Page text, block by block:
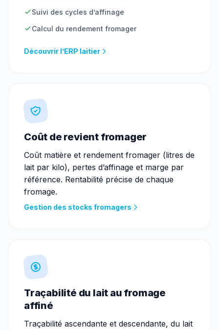
Suivi des cycles d’affinage
Calcul du rendement fromager
Découvrir l’ERP laitier
Coût de revient fromager
Coût matière et rendement fromager (litres de
lait par kilo), pertes d’affinage et marge par
référence. Rentabilité précise de chaque
fromage.
Gestion des stocks fromagers
Traçabilité du lait au fromage
affiné
Traçabilité ascendante et descendante, du lait